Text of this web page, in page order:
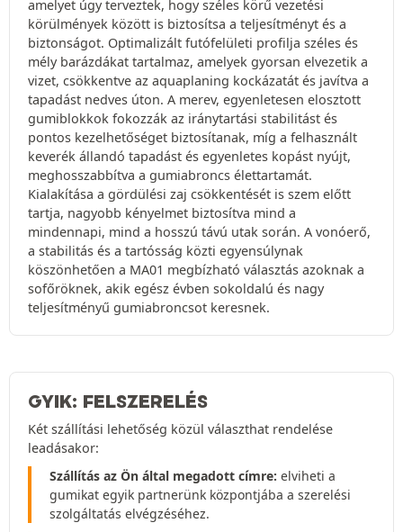
amelyet úgy terveztek, hogy széles körű vezetési
körülmények között is biztosítsa a teljesítményt és a
biztonságot. Optimalizált futófelületi profilja széles és
mély barázdákat tartalmaz, amelyek gyorsan elvezetik a
vizet, csökkentve az aquaplaning kockázatát és javítva a
tapadást nedves úton. A merev, egyenletesen elosztott
gumiblokkok fokozzák az iránytartási stabilitást és
pontos kezelhetőséget biztosítanak, míg a felhasznált
keverék állandó tapadást és egyenletes kopást nyújt,
meghosszabbítva a gumiabroncs élettartamát.
Kialakítása a gördülési zaj csökkentését is szem előtt
tartja, nagyobb kényelmet biztosítva mind a
mindennapi, mind a hosszú távú utak során. A vonóerő,
a stabilitás és a tartósság közti egyensúlynak
köszönhetően a MA01 megbízható választás azoknak a
sofőröknek, akik egész évben sokoldalú és nagy
teljesítményű gumiabroncsot keresnek.
GYIK: FELSZERELÉS
Két szállítási lehetőség közül választhat rendelése
leadásakor:
Szállítás az Ön által megadott címre: elviheti a
gumikat egyik partnerünk központjába a szerelési
szolgáltatás elvégzéséhez.